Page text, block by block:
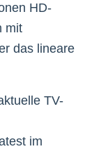
HD-
mit
das lineare
TV-
im